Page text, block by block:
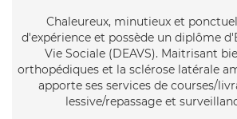
Chaleureux, minutieux et
d'expérience et possède un diplôme
Vie Sociale (DEAVS). Maitrisant
orthopédiques et la sclérose latérale
apporte ses services de courses/
lessive/repassage et